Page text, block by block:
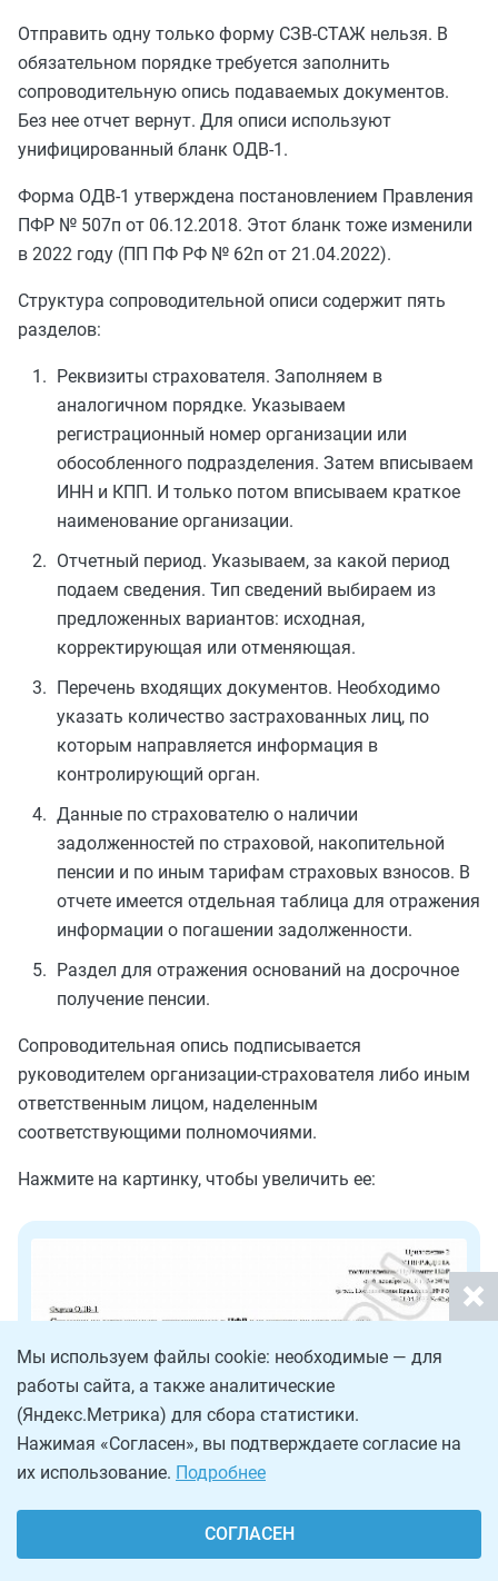
Отправить одну только форму СЗВ-СТАЖ нельзя. В
обязательном порядке требуется заполнить
сопроводительную опись подаваемых документов.
Без нее отчет вернут. Для описи используют
унифицированный бланк ОДВ-1.
Форма ОДВ-1 утверждена постановлением Правления
ПФР № 507п от 06.12.2018. Этот бланк тоже изменили
в 2022 году (ПП ПФ РФ № 62п от 21.04.2022).
Структура сопроводительной описи содержит пять
разделов:
Реквизиты страхователя. Заполняем в
аналогичном порядке. Указываем
регистрационный номер организации или
обособленного подразделения. Затем вписываем
ИНН и КПП. И только потом вписываем краткое
наименование организации.
Отчетный период. Указываем, за какой период
подаем сведения. Тип сведений выбираем из
предложенных вариантов: исходная,
корректирующая или отменяющая.
Перечень входящих документов. Необходимо
указать количество застрахованных лиц, по
которым направляется информация в
контролирующий орган.
Данные по страхователю о наличии
задолженностей по страховой, накопительной
пенсии и по иным тарифам страховых взносов. В
отчете имеется отдельная таблица для отражения
информации о погашении задолженности.
Раздел для отражения оснований на досрочное
получение пенсии.
Сопроводительная опись подписывается
руководителем организации-страхователя либо иным
ответственным лицом, наделенным
соответствующими полномочиями.
Нажмите на картинку, чтобы увеличить ее:
Мы используем файлы cookie: необходимые — для
работы сайта, а также аналитические
(Яндекс.Метрика) для сбора статистики.
Нажимая «Согласен», вы подтверждаете согласие на
их использование. Подробнее
СОГЛАСЕН